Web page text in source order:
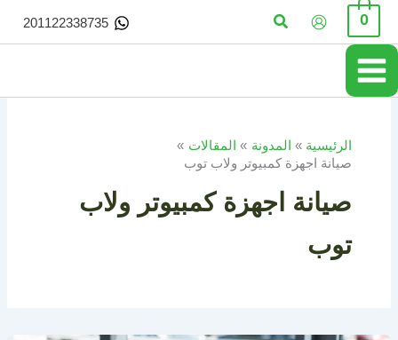
تخطي
المحتوى
0 البحث 201122338735
الرئيسية المدونة
المقالات
صيانة اجهزة كمبيوتر ولاب توب
صيانة اجهزة كمبيوتر ولاب
توب